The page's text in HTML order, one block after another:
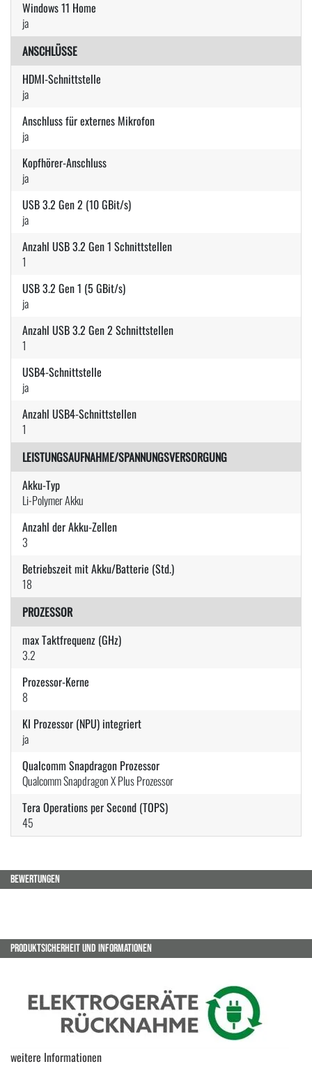
Windows 11 Home
ja
ANSCHLÜSSE
HDMI-Schnittstelle
ja
Anschluss für externes Mikrofon
ja
Kopfhörer-Anschluss
ja
USB 3.2 Gen 2 (10 GBit/s)
ja
Anzahl USB 3.2 Gen 1 Schnittstellen
1
USB 3.2 Gen 1 (5 GBit/s)
ja
Anzahl USB 3.2 Gen 2 Schnittstellen
1
USB4-Schnittstelle
ja
Anzahl USB4-Schnittstellen
1
LEISTUNGSAUFNAHME/SPANNUNGSVERSORGUNG
Akku-Typ
Li-Polymer Akku
Anzahl der Akku-Zellen
3
Betriebszeit mit Akku/Batterie (Std.)
18
PROZESSOR
max Taktfrequenz (GHz)
3.2
Prozessor-Kerne
8
KI Prozessor (NPU) integriert
ja
Qualcomm Snapdragon Prozessor
Qualcomm Snapdragon X Plus Prozessor
Tera Operations per Second (TOPS)
45
BEWERTUNGEN
PRODUKTSICHERHEIT UND INFORMATIONEN
weitere Informationen